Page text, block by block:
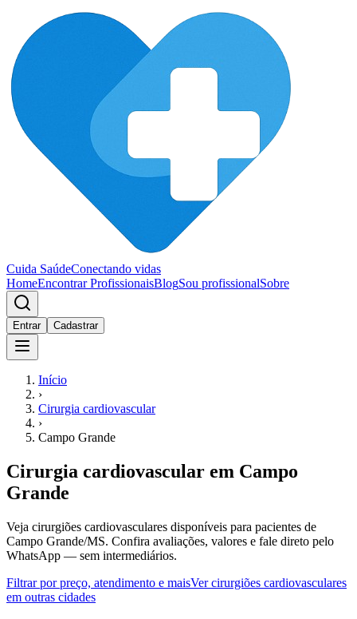
Cuida SaúdeConectando vidas
HomeEncontrar ProfissionaisBlogSou profissionalSobre
Entrar Cadastrar
Início
›
Cirurgia cardiovascular
›
Campo Grande
Cirurgia cardiovascular em Campo
Grande
Veja cirurgiões cardiovasculares disponíveis para pacientes de
Campo Grande/MS. Confira avaliações, valores e fale direto pelo
WhatsApp — sem intermediários.
Filtrar por preço, atendimento e maisVercirurgiões cardiovasculares
em outras cidades